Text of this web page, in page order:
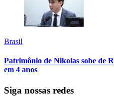
Brasil
Patrimônio de Nikolas sobe de
em 4 anos
Siga nossas redes